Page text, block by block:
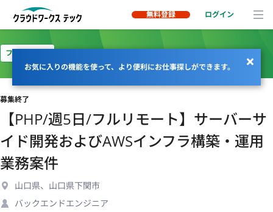
無料登録 ログイン
お気に入りの機能を使って、より便利にお仕事探しができます。
フルリモート
募集終了
【PHP/週5日/フルリモート】サーバーサ
イド開発およびAWSインフラ構築・運用
業務案件
山口県、山口県下関市
バックエンドエンジニア